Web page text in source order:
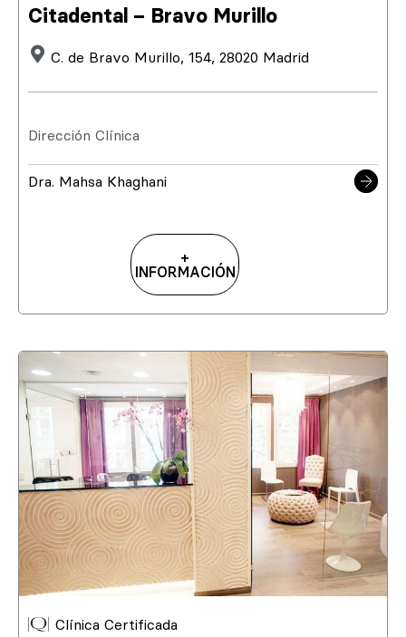
Citadental – Bravo Murillo
C. de Bravo Murillo, 154, 28020 Madrid
Dirección Clínica
Dra. Mahsa Khaghani
+
INFORMACIÓN
Clínica Certificada